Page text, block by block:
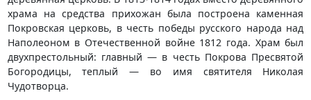
храма на средства прихожан была построена каменная
Покровская церковь, в честь победы русского народа над
Наполеоном в Отечественной войне 1812 года. Храм был
двухпрестольный: главный — в честь Покрова Пресвятой
Богородицы, теплый — во имя святителя Николая
Чудотворца.